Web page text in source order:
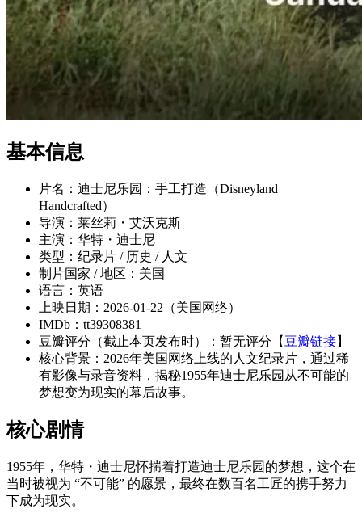
基本信息
片名：迪士尼乐园：手工打造（Disneyland
Handcrafted）
导演：莱丝莉・艾沃克斯
主演：华特・迪士尼
类型：纪录片 / 历史 / 人文
制片国家 / 地区：美国
语言：英语
上映日期：2026-01-22（美国网络）
IMDb：tt39308381
豆瓣评分（截止本页发布时）：暂无评分【 豆瓣链接】
核心背景：2026年美国网络上线的人文纪录片，通过稀
有影像与录音资料，揭秘1955年迪士尼乐园从不可能的
梦想变为现实的幕后故事。
核心剧情
1955年，华特・迪士尼怀揣着打造迪士尼乐园的梦想，这个在
当时被视为 “不可能” 的愿景，最终在数百名工匠的携手努力
下成为现实。